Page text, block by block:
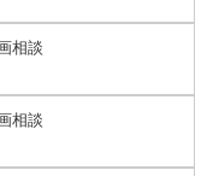
相談
相談